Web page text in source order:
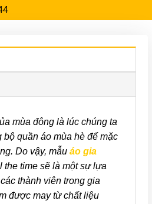
mùa đông là lúc chúng ta
bộ quần áo mùa hè để mặc
Do vậy, mẫu áo gia
the time sẽ là một sự lựa
thành viên trong gia
được may từ chất liệu